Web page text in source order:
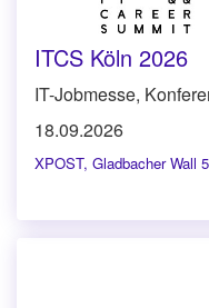
ITCS Köln 2026
IT-Jobmesse,
18.09.2026
XPOST, Gladbacher Wall